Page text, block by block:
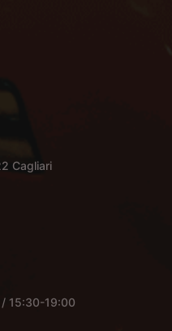
Cagliari
15:30-19:00